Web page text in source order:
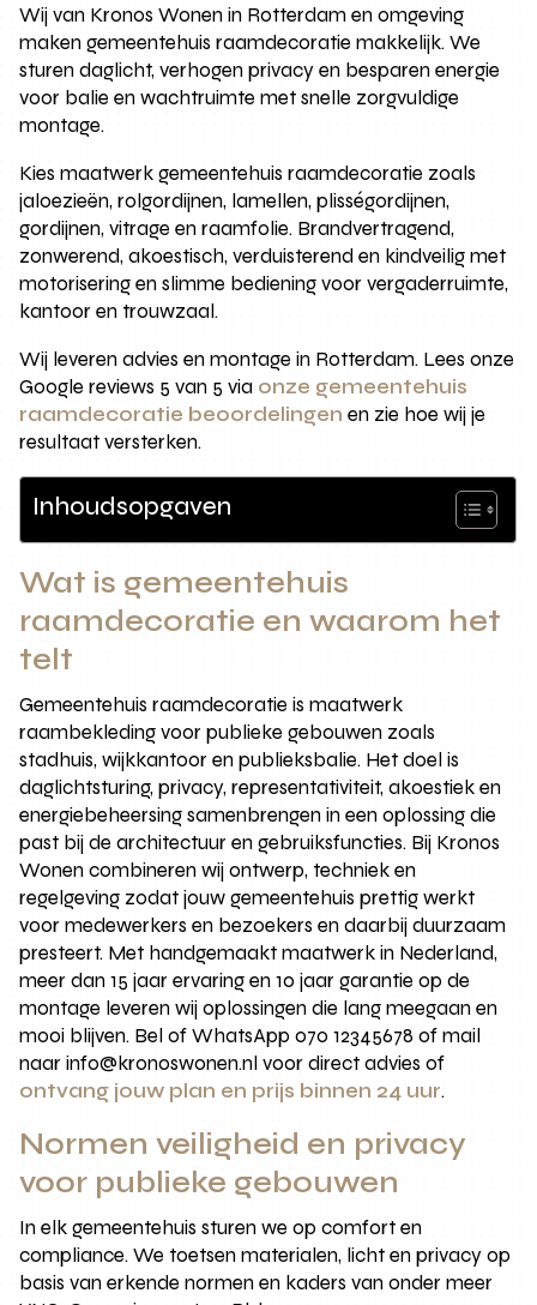
Wij van Kronos Wonen in Rotterdam en omgeving
maken gemeentehuis raamdecoratie makkelijk. We
sturen daglicht, verhogen privacy en besparen energie
voor balie en wachtruimte met snelle zorgvuldige
montage.
Kies maatwerk gemeentehuis raamdecoratie zoals
jaloezieën, rolgordijnen, lamellen, plisségordijnen,
gordijnen, vitrage en raamfolie. Brandvertragend,
zonwerend, akoestisch, verduisterend en kindveilig met
motorisering en slimme bediening voor vergaderruimte,
kantoor en trouwzaal.
Wij leveren advies en montage in Rotterdam. Lees onze
Google reviews 5 van 5 via onze gemeentehuis
raamdecoratie beoordelingen en zie hoe wij je
resultaat versterken.
Inhoudsopgaven
Wat is gemeentehuis
raamdecoratie en waarom het
telt
Gemeentehuis raamdecoratie is maatwerk
raambekleding voor publieke gebouwen zoals
stadhuis, wijkkantoor en publieksbalie. Het doel is
daglichtsturing, privacy, representativiteit, akoestiek en
energiebeheersing samenbrengen in een oplossing die
past bij de architectuur en gebruiksfuncties. Bij Kronos
Wonen combineren wij ontwerp, techniek en
regelgeving zodat jouw gemeentehuis prettig werkt
voor medewerkers en bezoekers en daarbij duurzaam
presteert. Met handgemaakt maatwerk in Nederland,
meer dan 15 jaar ervaring en 10 jaar garantie op de
montage leveren wij oplossingen die lang meegaan en
mooi blijven. Bel of WhatsApp 070 12345678 of mail
naar info@kronoswonen.nl voor direct advies of
ontvang jouw plan en prijs binnen 24 uur.
Normen veiligheid en privacy
voor publieke gebouwen
In elk gemeentehuis sturen we op comfort en
compliance. We toetsen materialen, licht en privacy op
basis van erkende normen en kaders van onder meer